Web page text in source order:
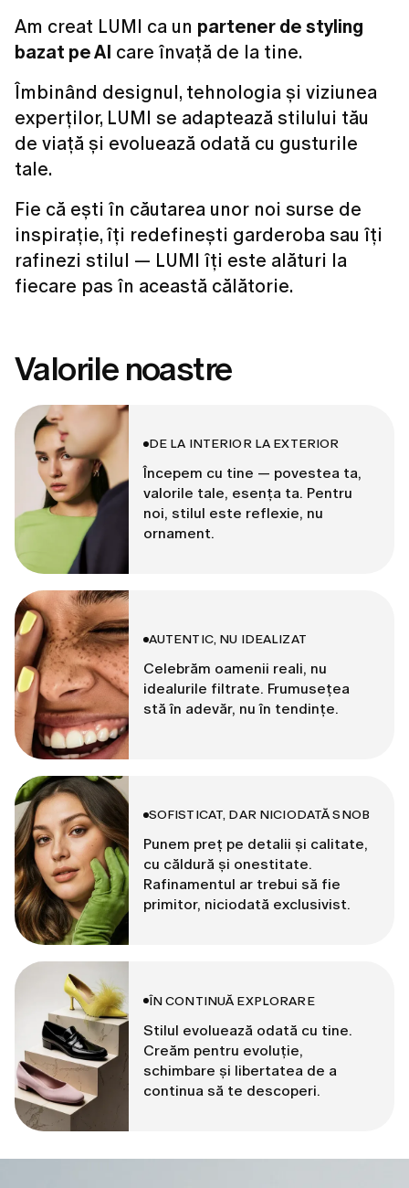
Am creat LUMI ca un partener de styling
bazat pe AI care învață de la tine.
Îmbinând designul, tehnologia și viziunea
experților, LUMI se adaptează stilului tău
de viață și evoluează odată cu gusturile
tale.
Fie că ești în căutarea unor noi surse de
inspirație, îți redefinești garderoba sau îți
rafinezi stilul — LUMI îți este alături la
fiecare pas în această călătorie.
Valorile noastre
DE LA INTERIOR LA EXTERIOR
Începem cu tine — povestea ta,
valorile tale, esența ta. Pentru
noi, stilul este reflexie, nu
ornament.
AUTENTIC, NU IDEALIZAT
Celebrăm oamenii reali, nu
idealurile filtrate. Frumusețea
stă în adevăr, nu în tendințe.
SOFISTICAT, DAR NICIODATĂ SNOB
Punem preț pe detalii și calitate,
cu căldură și onestitate.
Rafinamentul ar trebui să fie
primitor, niciodată exclusivist.
ÎN CONTINUĂ EXPLORARE
Stilul evoluează odată cu tine.
Creăm pentru evoluție,
schimbare și libertatea de a
continua să te descoperi.